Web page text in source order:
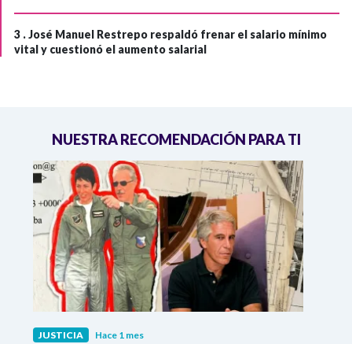
3 .José Manuel Restrepo respaldó frenar el salario mínimo
vital y cuestionó el aumento salarial
NUESTRA RECOMENDACIÓN PARA TI
JUSTICIA Hace 1 mes